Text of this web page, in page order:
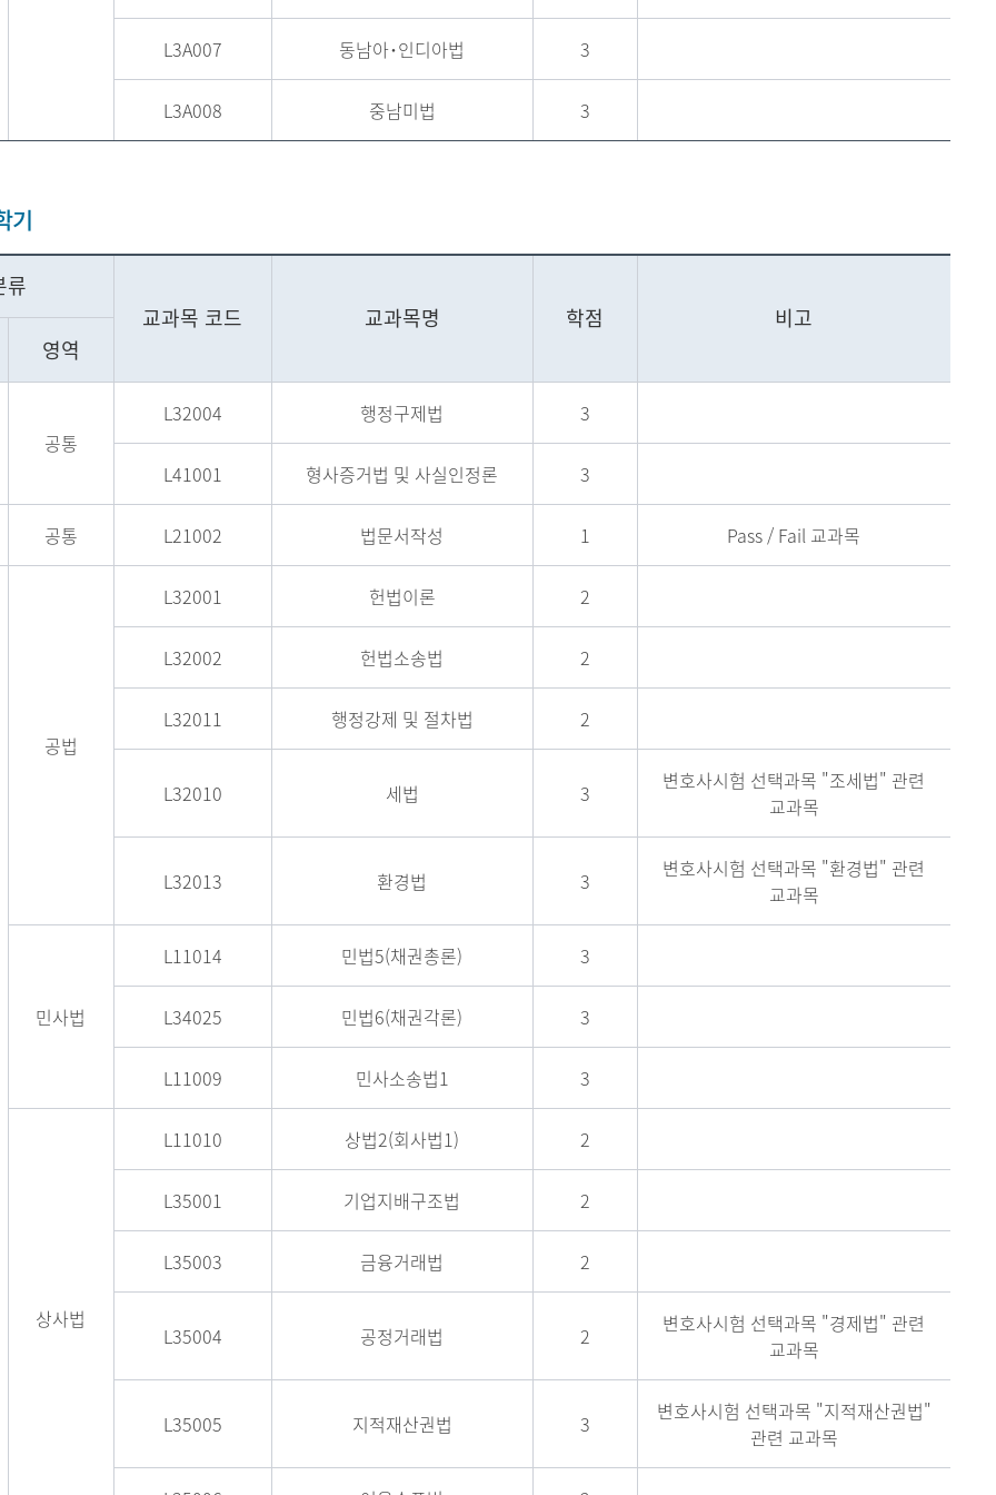
L3A007 동남아･인디아법 3
L3A008 중남미법 3
기
류
교과목 코드
교과목명 학점
비고
영역
공통
L32004 행정구제법 3
L41001 형사증거법 및 사실인정론 3
공통 L21002 법문서작성 1 Pass / Fail 교과목
공법
L32001 헌법이론 2
L32002 헌법소송법 2
L32011 행정강제 및 절차법 2
L32010 세법 3
변호사시험 선택과목 "조세법" 관련
교과목
L32013 환경법 3
변호사시험 선택과목 "환경법" 관련
교과목
민사법
L11014 민법5(채권총론) 3
L34025 민법6(채권각론) 3
L11009 민사소송법1 3
상사법
L11010 상법2(회사법1) 2
L35001 기업지배구조법 2
L35003 금융거래법 2
L35004 공정거래법 2
변호사시험 선택과목 "경제법" 관련
교과목
L35005 지적재산권법 3
변호사시험 선택과목 "지적재산권법"
관련 교과목